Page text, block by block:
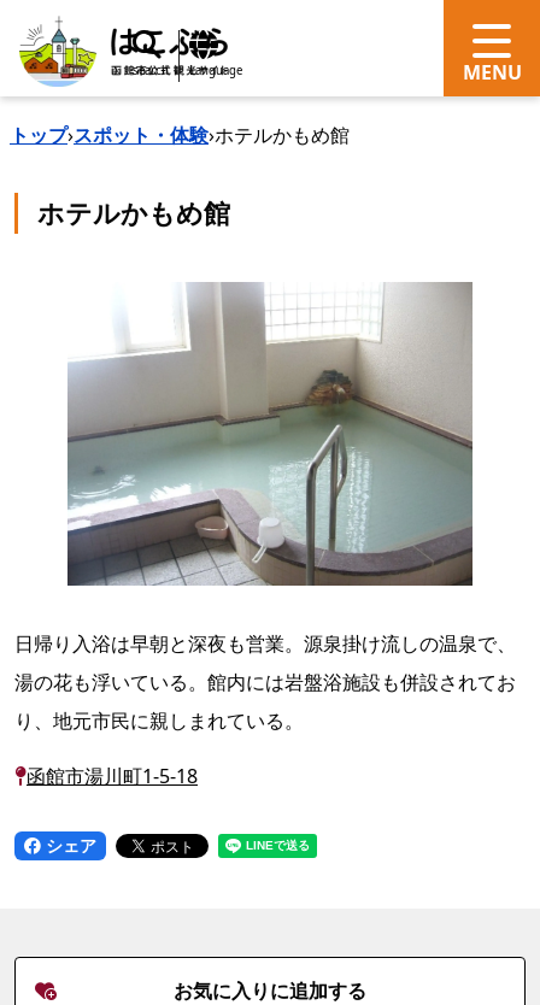
search Language
トップ›スポット・体験›ホテルかもめ館
ホテルかもめ館
日帰り入浴は早朝と深夜も営業。源泉掛け流しの温泉で、
湯の花も浮いている。館内には岩盤浴施設も併設されてお
り、地元市民に親しまれている。
函館市湯川町1-5-18
シェア
お気に入りに追加する